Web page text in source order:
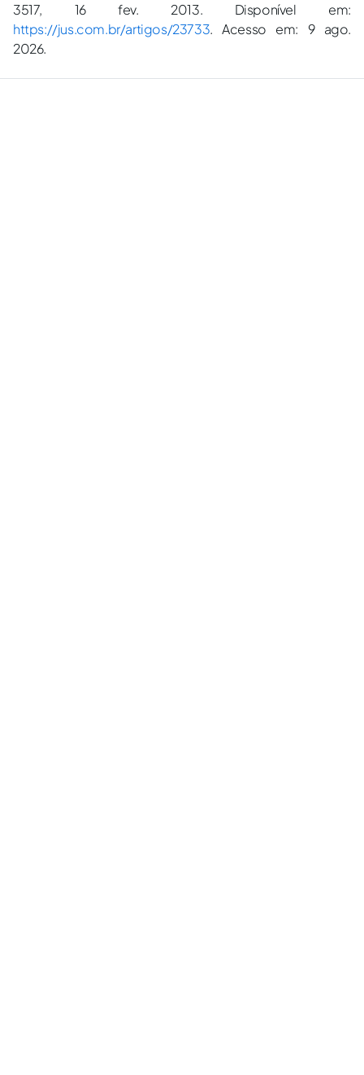
3517, 16 fev. 2013. Disponível em:
https://jus.com.br/artigos/23733. Acesso em: 9 ago.
2026.